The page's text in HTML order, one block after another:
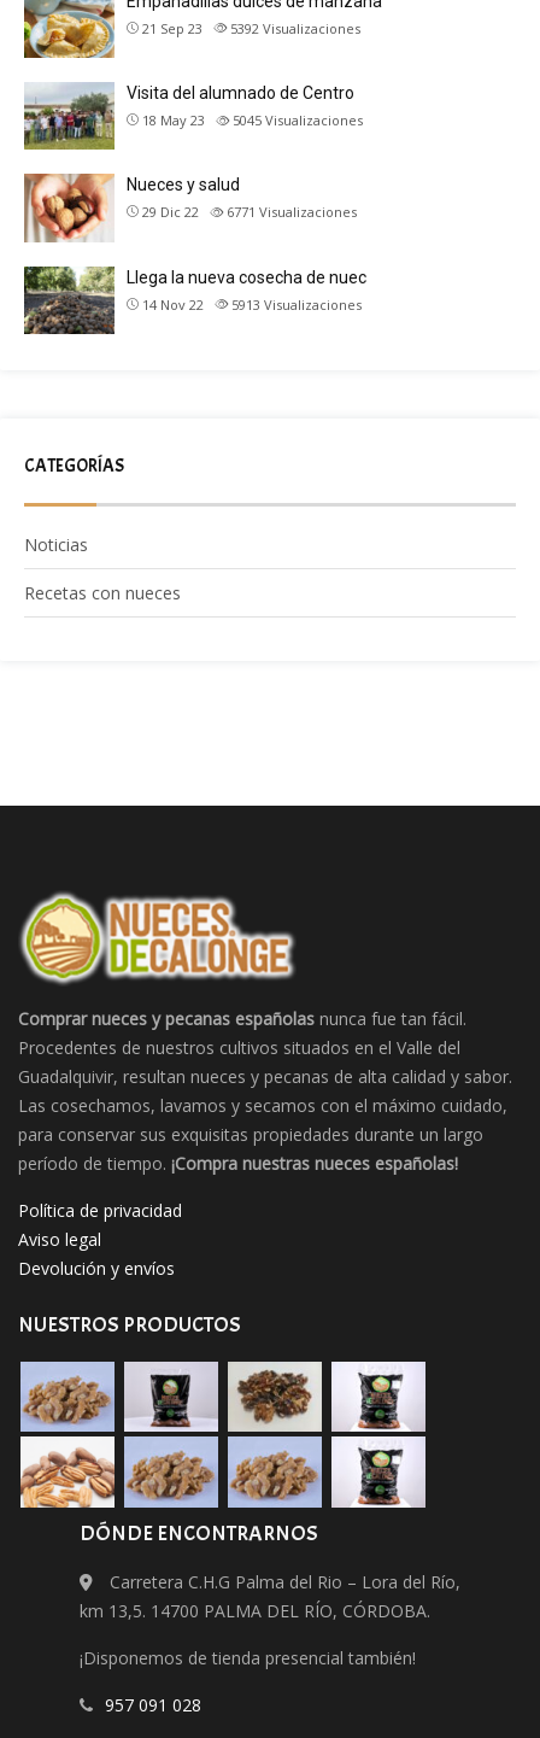
21 Sep 23 5392 Visualizaciones
Visita del alumnado de Centro
18 May 23 5045 Visualizaciones
Nueces y salud
29 Dic 22 6771 Visualizaciones
Llega la nueva cosecha de nuec
14 Nov 22 5913 Visualizaciones
CATEGORÍAS
Noticias
Recetas con nueces
Comprar nueces y pecanas españolas nunca fue tan fácil.
Procedentes de nuestros cultivos situados en el Valle del
Guadalquivir, resultan nueces y pecanas de alta calidad y sabor.
Las cosechamos, lavamos y secamos con el máximo cuidado,
para conservar sus exquisitas propiedades durante un largo
período de tiempo. ¡Compra nuestras nueces españolas!
Política de privacidad
Aviso legal
Devolución y envíos
NUESTROS PRODUCTOS
DÓNDE ENCONTRARNOS
Carretera C.H.G Palma del Rio – Lora del Río,
km 13,5. 14700 PALMA DEL RÍO, CÓRDOBA.
¡Disponemos de tienda presencial también!
​957 091 028